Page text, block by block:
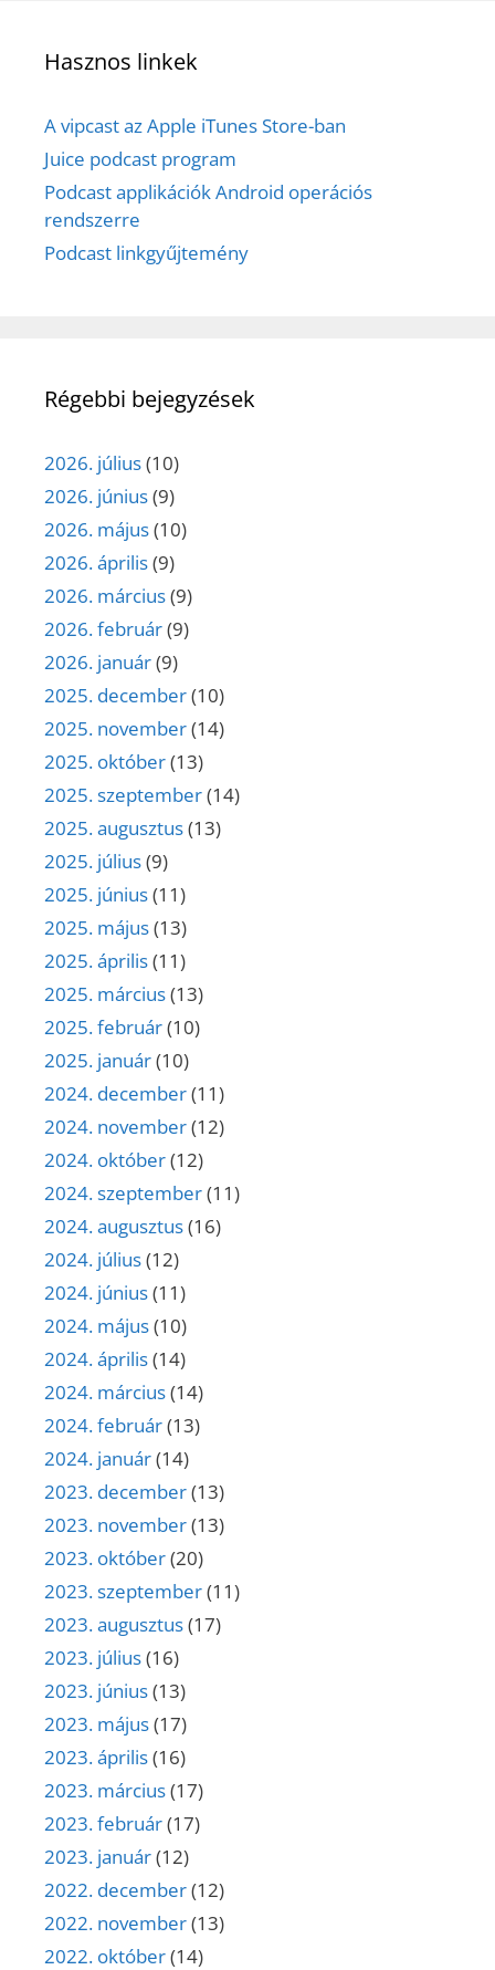
Hasznos linkek
A vipcast az Apple iTunes Store-ban
Juice podcast program
Podcast applikációk Android operációs
rendszerre
Podcast linkgyűjtemény
Régebbi bejegyzések
2026. július(10)
2026. június(9)
2026. május(10)
2026. április(9)
2026. március(9)
2026. február(9)
2026. január(9)
2025. december(10)
2025. november(14)
2025. október(13)
2025. szeptember(14)
2025. augusztus(13)
2025. július(9)
2025. június(11)
2025. május(13)
2025. április(11)
2025. március(13)
2025. február(10)
2025. január(10)
2024. december(11)
2024. november(12)
2024. október(12)
2024. szeptember(11)
2024. augusztus(16)
2024. július(12)
2024. június(11)
2024. május(10)
2024. április(14)
2024. március(14)
2024. február(13)
2024. január(14)
2023. december(13)
2023. november(13)
2023. október(20)
2023. szeptember(11)
2023. augusztus(17)
2023. július(16)
2023. június(13)
2023. május(17)
2023. április(16)
2023. március(17)
2023. február(17)
2023. január(12)
2022. december(12)
2022. november(13)
2022. október(14)